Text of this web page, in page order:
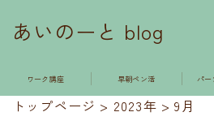
あいのーと blog
ワーク講座 早朝ペン活 パー
トップページ > 2023年 >9月